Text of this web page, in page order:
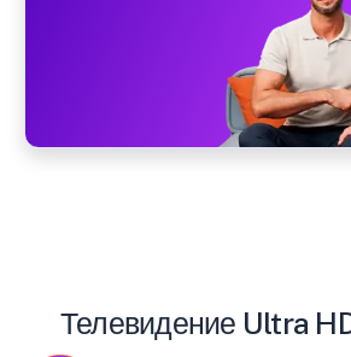
Телевидение Ultra